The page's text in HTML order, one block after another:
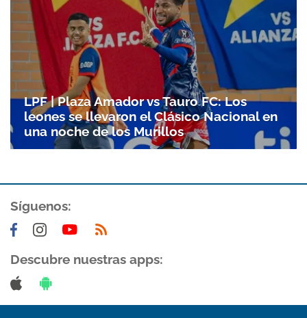
LPF | Plaza Amador vs Tauro FC: Los
leones se llevaron el Clásico Nacional en
una noche de los Murillos
Síguenos:
Descubre nuestras apps: